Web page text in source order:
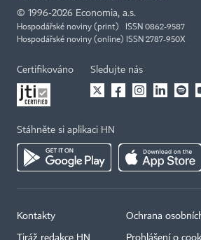
© 1996-2026 Economia, a.s.
Hospodářské noviny (print) ISSN 0862-9587
Hospodářské noviny (online) ISSN 2787-950X
Certifikováno Sledujte nás
Stáhněte si aplikaci HN
Kontakty
Tiráž redakce HN
Ochrana
Prohlášení o